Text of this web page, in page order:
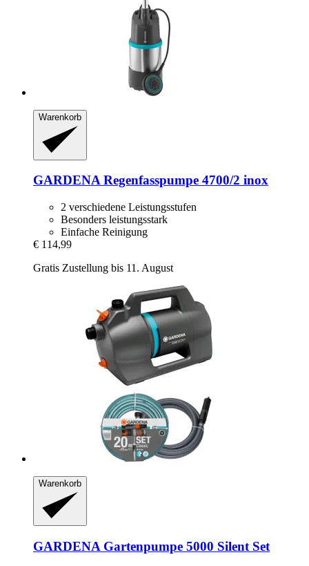
Warenkorb
GARDENARegenfasspumpe 4700/2 inox
2 verschiedene Leistungsstufen
Besonders leistungsstark
Einfache Reinigung
€ 114,99
Gratis Zustellung bis 11. August
Warenkorb
GARDENAGartenpumpe 5000 Silent Set